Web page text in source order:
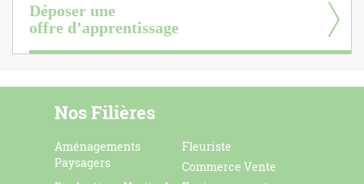
Déposer une
offre d’apprentissage
Nos Filières
Aménagements
Paysagers
Fleuriste
Commerce Vente